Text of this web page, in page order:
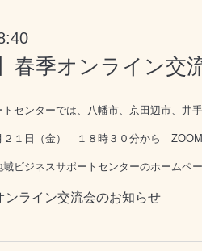
春季オンライン交
センターでは、八幡市、京田辺市、井
１日（金） １８時３０分から
ビジネスサポートセンターのホームペ
ンライン交流会のお知らせ